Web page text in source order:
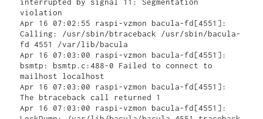
interrupted by signal 11: Segmentation
violation
Apr 16 07:02:55 raspi-vzmon bacula-fd[4551]:
Calling: /usr/sbin/btraceback /usr/sbin/bacula-
fd 4551 /var/lib/bacula
Apr 16 07:03:00 raspi-vzmon bacula-fd[4551]:
bsmtp: bsmtp.c:488-0 Failed to connect to
mailhost localhost
Apr 16 07:03:00 raspi-vzmon bacula-fd[4551]:
The btraceback call returned 1
Apr 16 07:03:00 raspi-vzmon bacula-fd[4551]: